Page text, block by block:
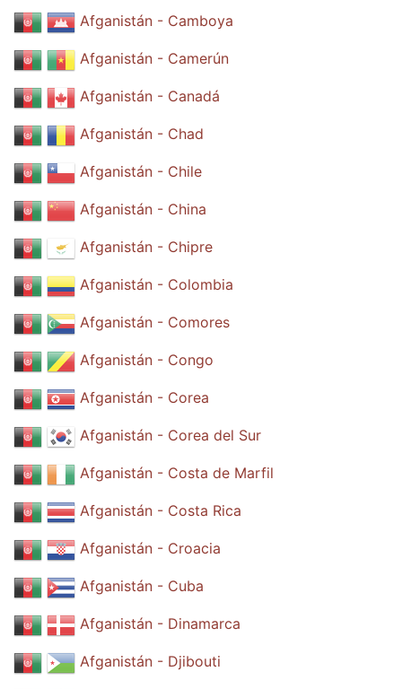
Afganistán - Camboya
Afganistán - Camerún
Afganistán - Canadá
Afganistán - Chad
Afganistán - Chile
Afganistán - China
Afganistán - Chipre
Afganistán - Colombia
Afganistán - Comores
Afganistán - Congo
Afganistán - Corea
Afganistán - Corea del Sur
Afganistán - Costa de Marfil
Afganistán - Costa Rica
Afganistán - Croacia
Afganistán - Cuba
Afganistán - Dinamarca
Afganistán - Djibouti